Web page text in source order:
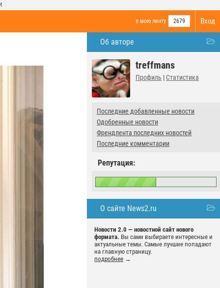
Вход
в мою ленту 2679
Об авторе
treffmans
Профиль | Статистика
Последние добавленные новости
Одобренные новости
Френдлента последних новостей
Последние комментарии
Репутация:
О сайте News2.ru
Новости 2.0 — новостной сайт нового
формата. Вы сами выбираете интересные и
актуальные темы. Самые лучшие попадают
на главную страницу.
подробнее →